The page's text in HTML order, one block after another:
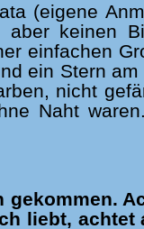
(eigene
keinen
einfachen
ein Stern
nicht
Naht
liebt, achtet